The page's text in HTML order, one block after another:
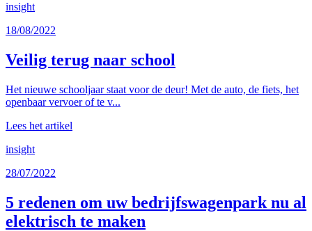
insight
18/08/2022
Veilig terug naar school
Het nieuwe schooljaar staat voor de deur! Met de auto, de fiets, het
openbaar vervoer of te v...
Lees het artikel
insight
28/07/2022
5 redenen om uw bedrijfswagenpark nu al
elektrisch te maken